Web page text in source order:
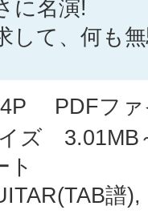
に名演!
して、何も
24P
ズ 3.01MB
ト
譜),